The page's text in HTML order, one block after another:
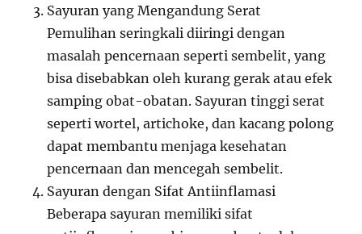
Sayuran yang Mengandung Serat
Pemulihan seringkali diiringi dengan
masalah pencernaan seperti sembelit, yang
bisa disebabkan oleh kurang gerak atau efek
samping obat-obatan. Sayuran tinggi serat
seperti wortel, artichoke, dan kacang polong
dapat membantu menjaga kesehatan
pencernaan dan mencegah sembelit.
Sayuran dengan Sifat Antiinflamasi
Beberapa sayuran memiliki sifat